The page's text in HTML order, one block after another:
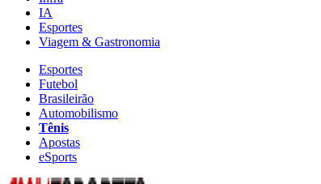
IA
Esportes
Viagem & Gastronomia
Esportes
Futebol
Brasileirão
Automobilismo
Tênis
Apostas
eSports